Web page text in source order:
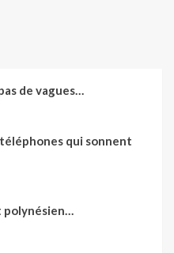
de vagues…
téléphones qui sonnent
polynésien…